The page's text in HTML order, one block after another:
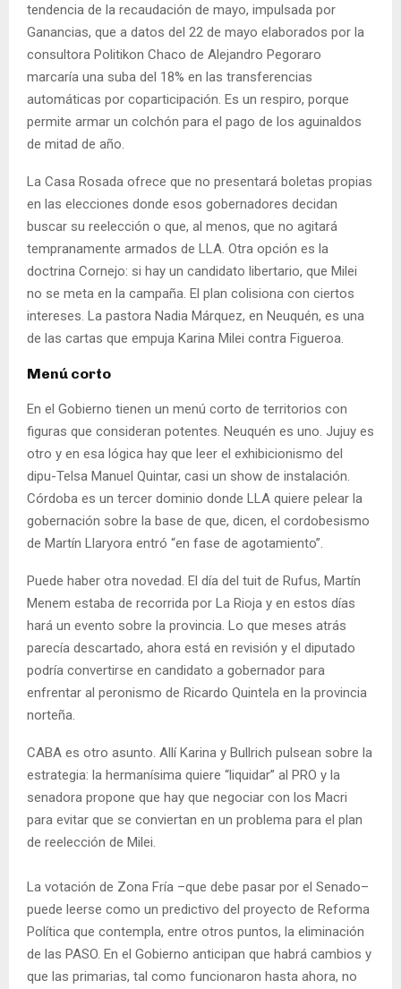
tendencia de la recaudación de mayo, impulsada por
Ganancias, que a datos del 22 de mayo elaborados por la
consultora Politikon Chaco de Alejandro Pegoraro
marcaría una suba del 18% en las transferencias
automáticas por coparticipación. Es un respiro, porque
permite armar un colchón para el pago de los aguinaldos
de mitad de año.
La Casa Rosada ofrece que no presentará boletas propias
en las elecciones donde esos gobernadores decidan
buscar su reelección o que, al menos, que no agitará
tempranamente armados de LLA. Otra opción es la
doctrina Cornejo: si hay un candidato libertario, que Milei
no se meta en la campaña. El plan colisiona con ciertos
intereses. La pastora Nadia Márquez, en Neuquén, es una
de las cartas que empuja Karina Milei contra Figueroa.
Menú corto
En el Gobierno tienen un menú corto de territorios con
figuras que consideran potentes. Neuquén es uno. Jujuy es
otro y en esa lógica hay que leer el exhibicionismo del
dipu-Telsa Manuel Quintar, casi un show de instalación.
Córdoba es un tercer dominio donde LLA quiere pelear la
gobernación sobre la base de que, dicen, el cordobesismo
de Martín Llaryora entró “en fase de agotamiento”.
Puede haber otra novedad. El día del tuit de Rufus, Martín
Menem estaba de recorrida por La Rioja y en estos días
hará un evento sobre la provincia. Lo que meses atrás
parecía descartado, ahora está en revisión y el diputado
podría convertirse en candidato a gobernador para
enfrentar al peronismo de Ricardo Quintela en la provincia
norteña.
CABA es otro asunto. Allí Karina y Bullrich pulsean sobre la
estrategia: la hermanísima quiere “liquidar” al PRO y la
senadora propone que hay que negociar con los Macri
para evitar que se conviertan en un problema para el plan
de reelección de Milei.
La votación de Zona Fría –que debe pasar por el Senado–
puede leerse como un predictivo del proyecto de Reforma
Política que contempla, entre otros puntos, la eliminación
de las PASO. En el Gobierno anticipan que habrá cambios y
que las primarias, tal como funcionaron hasta ahora, no